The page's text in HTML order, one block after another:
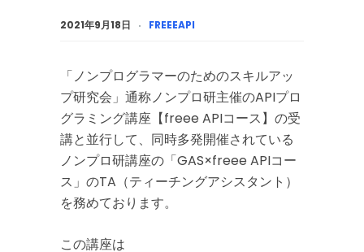
2021年9月18日 FREEEAPI
「ノンプログラマーのためのスキルアッ
プ研究会」通称ノンプロ研主催のAPIプロ
グラミング講座【freee APIコース】の受
講と並行して、同時多発開催されている
ノンプロ研講座の「GAS×freee APIコー
ス」のTA（ティーチングアシスタント）
を務めております。
この講座は